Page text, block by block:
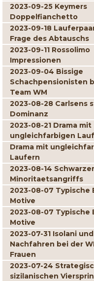
2023-09-25 Keymers
Doppelfianchetto
2023-09-18
Frage des Abtauschs
2023-09-11 Rossolimo
Impressionen
2023-09-04 Bissige
Schachpensionisten
Team WM
2023-08-28 Carlsens
Dominanz
2023-08-21 Drama mit
ungleichfarbigen
Drama mit
Laufern
2023-08-14
Minoritaetsangriffs
2023-08-07 Typische
Motive
2023-08-07 Typische
Motive
2023-07-31 Isolani
Nachfahren bei der
Frauen
2023-07-24
sizilanischen